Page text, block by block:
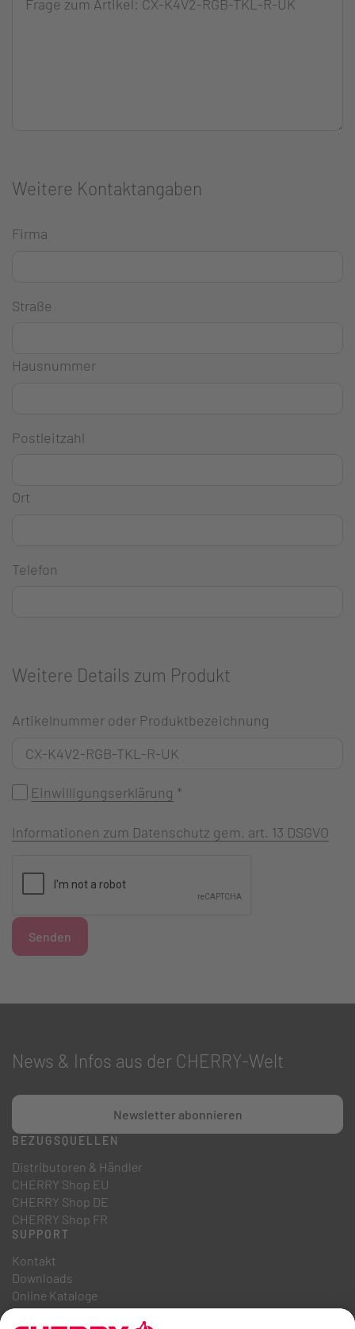
Weitere Kontaktangaben
Firma
Straße
Hausnummer
Postleitzahl
Ort
Telefon
Weitere Details zum Produkt
Artikelnummer oder Produktbezeichnung
Einwilligungserklärung *
Informationen zum Datenschutz gem. art. 13 DSGVO
Senden
News & Infos aus der CHERRY-Welt
Newsletter abonnieren
BEZUGSQUELLEN
Distributoren & Händler
CHERRY Shop EU
CHERRY Shop DE
CHERRY Shop FR
SUPPORT
Kontakt
Downloads
Online Kataloge
FAQ